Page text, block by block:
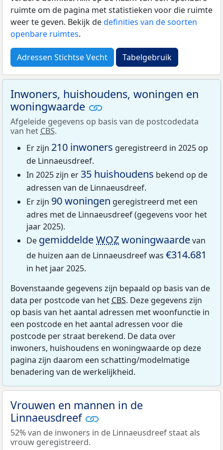
ruimte om de pagina met statistieken voor die ruimte
weer te geven. Bekijk dedefinities van de soorten
openbare ruimtes.
Adressen Stichtse Vecht Tabelgebruik
Inwoners, huishoudens, woningen en
woningwaarde
Afgeleide gegevens op basis van de postcodedata
van het CBS.
Er zijn 210 inwoners geregistreerd in 2025 op
de Linnaeusdreef.
In 2025 zijn er 35 huishoudens bekend op de
adressen van de Linnaeusdreef.
Er zijn 90 woningen geregistreerd met een
adres met de Linnaeusdreef (gegevens voor het
jaar 2025).
De gemiddeldeWOZwoningwaardevan
de huizen aan de Linnaeusdreef was €314.681
in het jaar 2025.
Bovenstaande gegevens zijn bepaald op basis van de
data per postcode van het CBS. Deze gegevens zijn
op basis van het aantal adressen met woonfunctie in
een postcode en het aantal adressen voor die
postcode per straat berekend. De data over
inwoners, huishoudens en woningwaarde op deze
pagina zijn daarom een schatting/modelmatige
benadering van de werkelijkheid.
Vrouwen en mannen in de
Linnaeusdreef
52% van de inwoners in de Linnaeusdreef staat als
vrouw geregistreerd.